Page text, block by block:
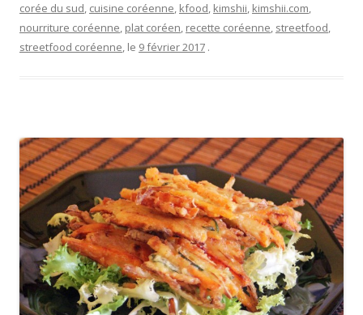
corée du sud, cuisine coréenne, kfood, kimshii, kimshii.com,
nourriture coréenne, plat coréen, recette coréenne, streetfood,
streetfood coréenne, le 9 février 2017 .